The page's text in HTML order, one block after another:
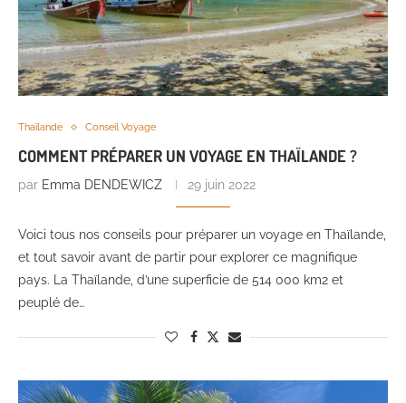
Thaïlande Conseil Voyage
COMMENT PRÉPARER UN VOYAGE EN THAÏLANDE ?
par Emma DENDEWICZ 29 juin 2022
Voici tous nos conseils pour préparer un voyage en Thaïlande,
et tout savoir avant de partir pour explorer ce magnifique
pays. La Thaïlande, d’une superficie de 514 000 km2 et
peuplé de…